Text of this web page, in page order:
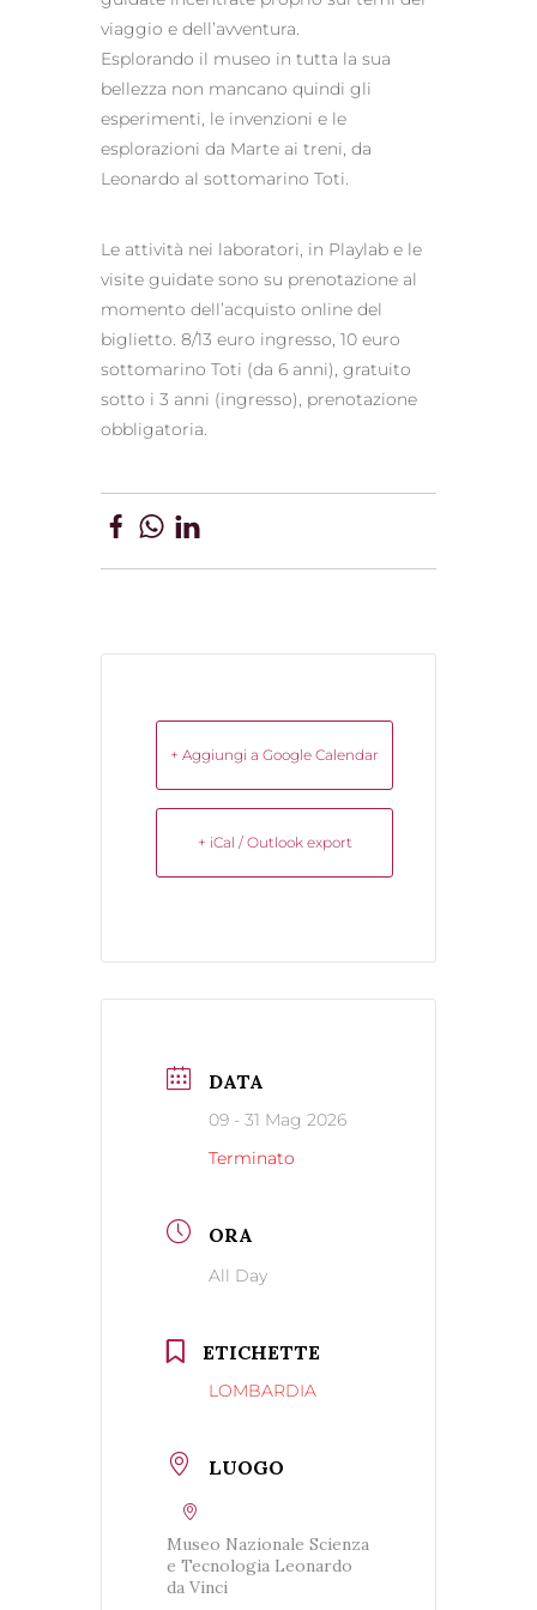
viaggio e dell’avventura.
Esplorando il museo in tutta la sua
bellezza non mancano quindi gli
esperimenti, le invenzioni e le
esplorazioni da Marte ai treni, da
Leonardo al sottomarino Toti.
Le attività nei laboratori, in Playlab e le
visite guidate sono su prenotazione al
momento dell’acquisto online del
biglietto. 8/13 euro ingresso, 10 euro
sottomarino Toti (da 6 anni), gratuito
sotto i 3 anni (ingresso), prenotazione
obbligatoria.
+ Aggiungi a Google Calendar
+ iCal / Outlook export
DATA
09 - 31 Mag 2026
Terminato
ORA
All Day
ETICHETTE
LOMBARDIA
LUOGO
Museo Nazionale Scienza
e Tecnologia Leonardo
da Vinci